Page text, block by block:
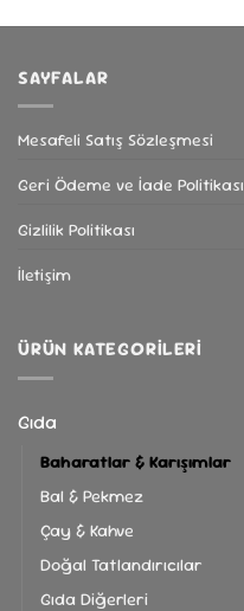
SAYFALAR
Mesafeli Satış Sözleşmesi
Geri Ödeme ve İade Politikası
Gizlilik Politikası
İletişim
ÜRÜN KATEGORILERI
Gıda
Baharatlar & Karışımlar
Bal & Pekmez
Çay & Kahve
Doğal Tatlandırıcılar
Gıda Diğerleri